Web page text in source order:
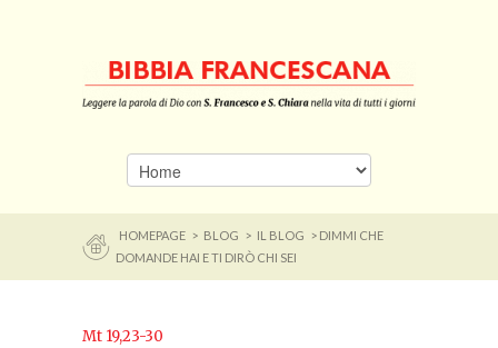
HOMEPAGE > BLOG > IL BLOG
> DIMMI CHE
DOMANDE HAI E TI DIRÒ CHI SEI
Mt 19,23-30